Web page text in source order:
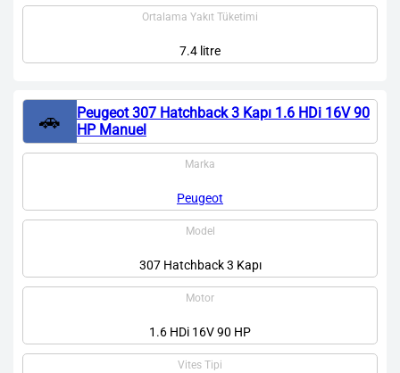
Ortalama Yakıt Tüketimi
7.4 litre
🚗
Peugeot 307 Hatchback 3 Kapı 1.6 HDi 16V 90
HP Manuel
Marka
Peugeot
Model
307 Hatchback 3 Kapı
Motor
1.6 HDi 16V 90 HP
Vites Tipi